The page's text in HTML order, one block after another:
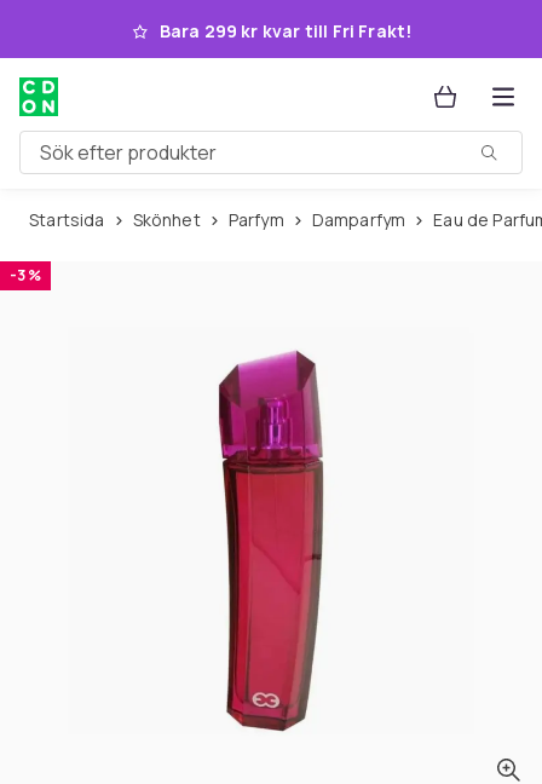
Hoppa till huvudinnehållet
Bara 299 kr kvar till Fri Frakt!
Sök efter produkter
Startsida Skönhet Parfym Damparfym Eau de
-3 %